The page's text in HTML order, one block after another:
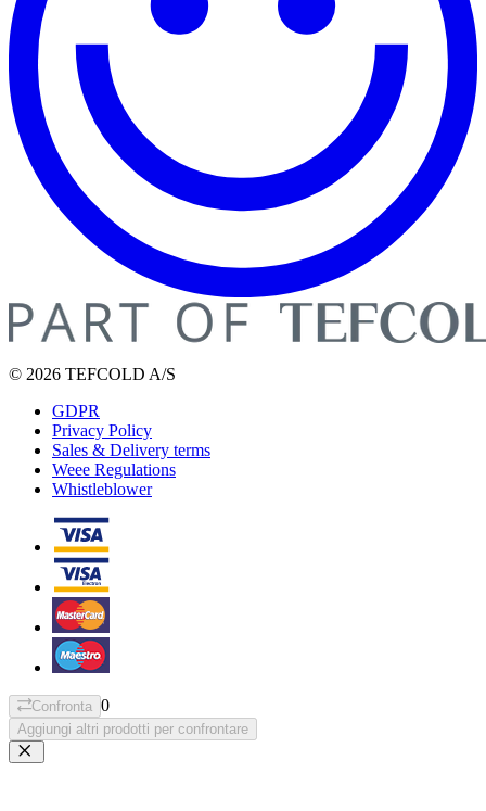
© 2026 TEFCOLD A/S
GDPR
Privacy Policy
Sales & Delivery terms
Weee Regulations
Whistleblower
Confronta 0
Aggiungi altri prodotti per confrontare